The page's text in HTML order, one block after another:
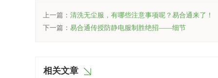
上一篇： 清洗无尘服，有哪些注意事项呢？易合通来了！
下一篇： 易合通传授防静电服制胜绝招——细节
相关文章